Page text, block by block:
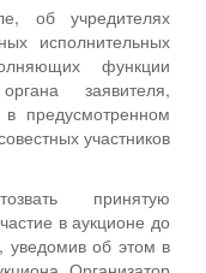
об учредителях
исполнительных
функции
заявителя,
предусмотренном
участников
принятую
в аукционе до
уведомив об этом в